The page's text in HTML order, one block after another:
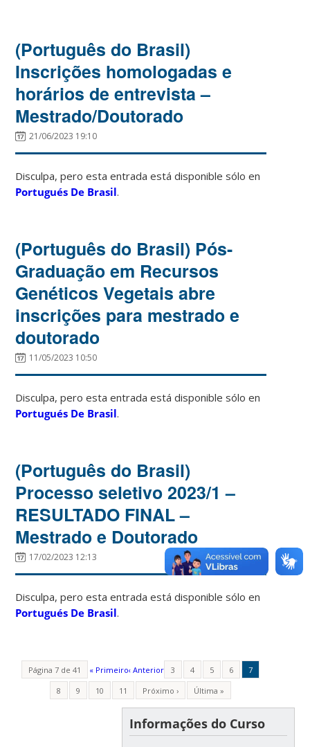
(Português do Brasil)
Inscrições homologadas e
horários de entrevista –
Mestrado/Doutorado
21/06/2023 19:10
Disculpa, pero esta entrada está disponible sólo en
Portugués De Brasil.
(Português do Brasil) Pós-
Graduação em Recursos
Genéticos Vegetais abre
inscrições para mestrado e
doutorado
11/05/2023 10:50
Disculpa, pero esta entrada está disponible sólo en
Portugués De Brasil.
(Português do Brasil)
Processo seletivo 2023/1 –
RESULTADO FINAL –
Mestrado e Doutorado
17/02/2023 12:13
Disculpa, pero esta entrada está disponible sólo en
Portugués De Brasil.
Página 7 de 41 « Primeiro‹ Anterior 3 4 5 6
7
8
9 10 11 Próximo › Última »
Informações do Curso